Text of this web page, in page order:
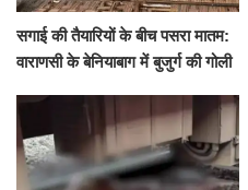
सगाई की तैयारियों के बीच पसरा मातम:
वाराणसी के बेनियाबाग में बुजुर्ग की गोली